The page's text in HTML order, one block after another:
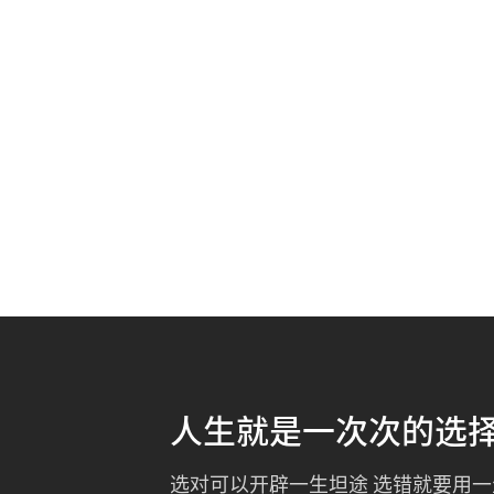
人生就是一次次的选
选对可以开辟一生坦途 选错就要用